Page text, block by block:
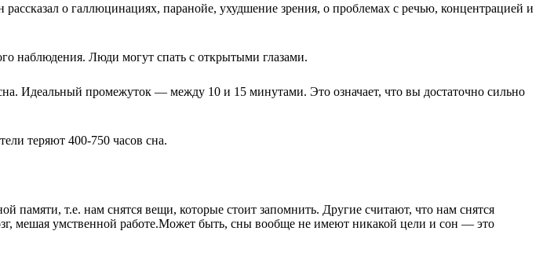
рассказал о галлюцинациях, паранойе, ухудшение зрения, о проблемах с речью, концентрацией и
наблюдения. Люди могут спать с открытыми глазами.
сна. Идеальный промежуток — между 10 и 15 минутами. Это означает, что вы достаточно сильно
теряют 400-750 часов сна.
памяти, т.е. нам снятся вещи, которые стоит запомнить. Другие считают, что нам снятся
мешая умственной работе.Может быть, сны вообще не имеют никакой цели и сон — это